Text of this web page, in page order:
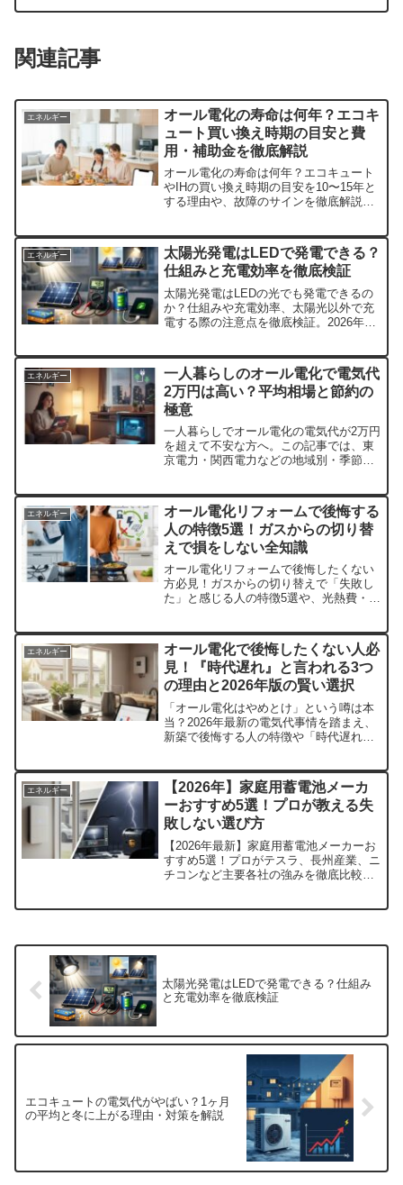
関連記事
エネルギー
オール電化の寿命は何年？エコキ
ュート買い換え時期の目安と費
用・補助金を徹底解説
オール電化の寿命は何年？エコキュート
やIHの買い換え時期の目安を10〜15年と
する理由や、故障のサインを徹底解説。
場まで、損をしないための情報を網羅。
突然の故障に備えたい方必見です。
エネルギー
太陽光発電はLEDで発電できる？
仕組みと充電効率を徹底検証
太陽光発電はLEDの光でも発電できるの
か？仕組みや充電効率、太陽光以外で充
電する際の注意点を徹底検証。2026年最
ツを解説します。電卓や防災グッズの維
持に役立つ知識を網羅。
エネルギー
一人暮らしのオール電化で電気代
2万円は高い？平均相場と節約の
極意
一人暮らしでオール電化の電気代が2万円
を超えて不安な方へ。この記事では、東
京電力・関西電力などの地域別・季節別
月5,000円安くするためのエコキュート節
約設定や冬の防寒対策を詳しく解説しま
す。後悔しない物件選びのポイントも必
見！
エネルギー
オール電化リフォームで後悔する
人の特徴5選！ガスからの切り替
えで損をしない全知識
オール電化リフォームで後悔したくない
方必見！ガスからの切り替えで「失敗し
た」と感じる人の特徴5選や、光熱費・IH
しないための業者選びのコツまで、損を
しないための全知識を凝縮して紹介しま
す。
エネルギー
オール電化で後悔したくない人必
見！『時代遅れ』と言われる3つ
の理由と2026年版の賢い選択
「オール電化はやめとけ」という噂は本
当？2026年最新の電気代事情を踏まえ、
新築で後悔する人の特徴や「時代遅れ」
発電との組み合わせなど、失敗しないた
めの賢い選択肢がわかります。
エネルギー
【2026年】家庭用蓄電池メーカ
ーおすすめ5選！プロが教える失
敗しない選び方
【2026年最新】家庭用蓄電池メーカーお
すすめ5選！プロがテスラ、長州産業、ニ
チコンなど主要各社の強みを徹底比較。
太陽光発電はLEDで発電できる？仕組み
と充電効率を徹底検証
エコキュートの電気代がやばい？1ヶ月
の平均と冬に上がる理由・対策を解説